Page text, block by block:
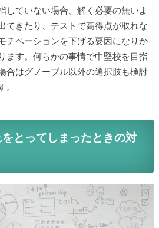
していない場合、解く必要の無いよ
てきたり、テストで高得点が取れな
チベーションを下げる要因になりか
ます。何らかの事情で中堅校を目指
合はグノーブル以外の選択肢も検討
。
とってしまったときの対